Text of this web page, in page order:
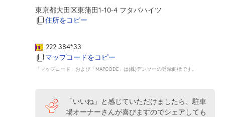
東京都大田区東蒲田1-10-4 フタバハイツ
住所をコピー
222 384*33
マップコードをコピー
「マップコード」および「MAPCODE」は(株)デンソーの登録商標です。
「いいね」と感じていただけましたら、駐車
場オーナーさんが喜びますのでシェアしても